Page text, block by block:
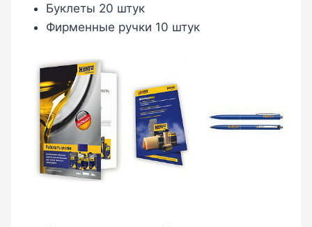
Буклеты 20 штук
Фирменные ручки 10 штук